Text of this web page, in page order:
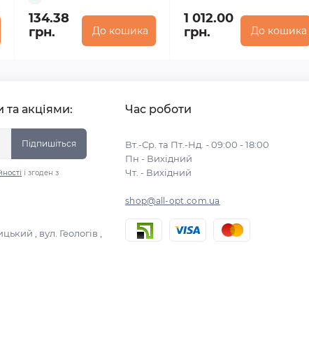
134.38
грн.
До кошика
1 012.00
грн.
До кошика
та акціями:
Підпишіться
і згоден з
, вул. Геологів ,
Час роботи
Вт.-Ср. та Пт.-Нд. - 09:00 - 18:00
Пн - Вихідний
Чт. - Вихідний
shop@all-opt.com.ua